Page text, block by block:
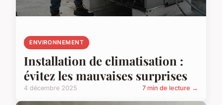
ENVIRONNEMENT
Installation de climatisation :
évitez les mauvaises surprises
4 décembre 2025 7 min de lecture →